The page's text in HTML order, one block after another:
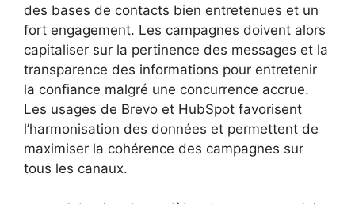
des bases de contacts bien entretenues et un
fort engagement. Les campagnes doivent alors
capitaliser sur la pertinence des messages et la
transparence des informations pour entretenir
la confiance malgré une concurrence accrue.
Les usages de Brevo et HubSpot favorisent
l’harmonisation des données et permettent de
maximiser la cohérence des campagnes sur
tous les canaux.